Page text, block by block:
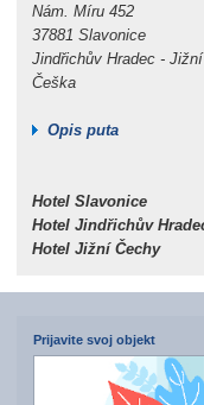
Nám. Míru 452
37881 Slavonice
Jindřichův Hradec -
Češka
Opis puta
Hotel Slavonice
Hotel Jindřichův
Hotel Jižní Čechy
Prijavite svoj objekt